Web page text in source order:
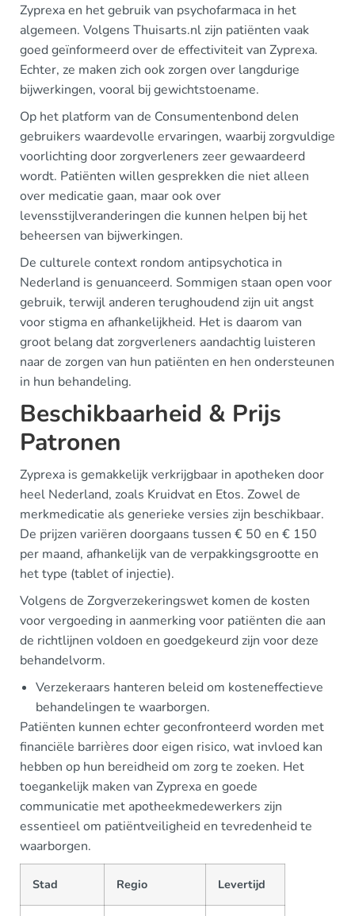
Zyprexa en het gebruik van psychofarmaca in het
algemeen. Volgens Thuisarts.nl zijn patiënten vaak
goed geïnformeerd over de effectiviteit van Zyprexa.
Echter, ze maken zich ook zorgen over langdurige
bijwerkingen, vooral bij gewichtstoename.
Op het platform van de Consumentenbond delen
gebruikers waardevolle ervaringen, waarbij zorgvuldige
voorlichting door zorgverleners zeer gewaardeerd
wordt. Patiënten willen gesprekken die niet alleen
over medicatie gaan, maar ook over
levensstijlveranderingen die kunnen helpen bij het
beheersen van bijwerkingen.
De culturele context rondom antipsychotica in
Nederland is genuanceerd. Sommigen staan open voor
gebruik, terwijl anderen terughoudend zijn uit angst
voor stigma en afhankelijkheid. Het is daarom van
groot belang dat zorgverleners aandachtig luisteren
naar de zorgen van hun patiënten en hen ondersteunen
in hun behandeling.
Beschikbaarheid & Prijs
Patronen
Zyprexa is gemakkelijk verkrijgbaar in apotheken door
heel Nederland, zoals Kruidvat en Etos. Zowel de
merkmedicatie als generieke versies zijn beschikbaar.
De prijzen variëren doorgaans tussen € 50 en € 150
per maand, afhankelijk van de verpakkingsgrootte en
het type (tablet of injectie).
Volgens de Zorgverzekeringswet komen de kosten
voor vergoeding in aanmerking voor patiënten die aan
de richtlijnen voldoen en goedgekeurd zijn voor deze
behandelvorm.
Verzekeraars hanteren beleid om kosteneffectieve
behandelingen te waarborgen.
Patiënten kunnen echter geconfronteerd worden met
financiële barrières door eigen risico, wat invloed kan
hebben op hun bereidheid om zorg te zoeken. Het
toegankelijk maken van Zyprexa en goede
communicatie met apotheekmedewerkers zijn
essentieel om patiëntveiligheid en tevredenheid te
waarborgen.
Stad Regio Levertijd